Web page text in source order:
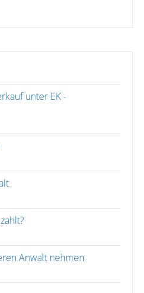
unter EK -
Anwalt nehmen